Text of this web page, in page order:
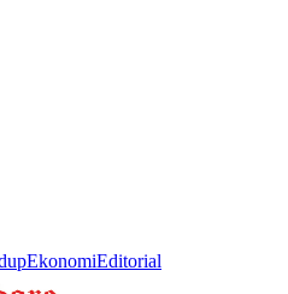
EkonomiEditorial